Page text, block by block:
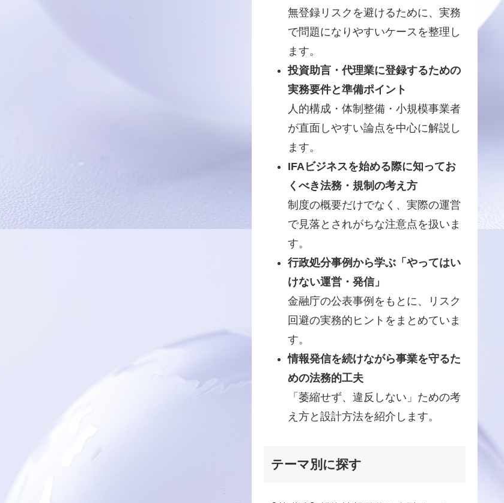
無登録リスクを避けるために、実務
で問題になりやすいケースを整理し
ます。
投資助言・代理業に登録するための
実務要件と準備ポイント
人的構成・体制整備・小規模事業者
が直面しやすい論点を中心に解説し
ます。
IFAビジネスを始める際に知ってお
くべき法務・規制の考え方
制度の概要だけでなく、実際の運営
で見落とされがちな注意点を扱いま
す。
行政処分事例から学ぶ「やってはい
けない運営・発信」
金融庁の公表事例をもとに、リスク
回避の実務的ヒントをまとめていま
す。
情報発信を続けながら事業を守るた
めの法務的工夫
「萎縮せず、違反しない」ための考
え方と設計方法を紹介します。
テーマ別に探す